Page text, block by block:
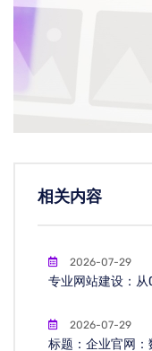
相关内容
2026-07-29
专业网站建设：
2026-07-29
标题：企业官网：